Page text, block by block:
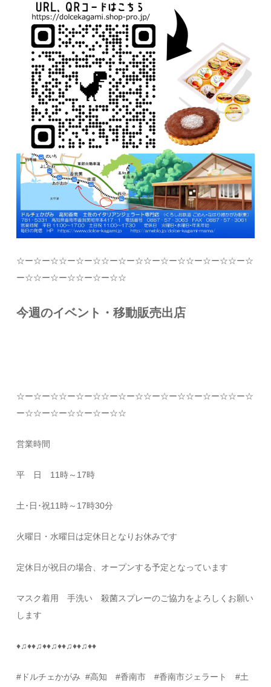
☆ー☆ー☆☆ー☆ー☆☆ー☆ー☆☆ー☆ー☆☆ー☆ー☆☆ー☆
ー☆☆ー☆ー☆☆ー☆ー☆☆
今週のイベント・移動販売出店
☆ー☆ー☆☆ー☆ー☆☆ー☆ー☆☆ー☆ー☆☆ー☆ー☆☆ー☆
ー☆☆ー☆ー☆☆ー☆ー☆☆
営業時間
平 日 11時～ 17時
土･日･祝11時～ 17時30分
火曜日・水曜日は定休日となりお休みです
定休日が祝日の場合、オープンする予定となっています
マスク着用 手洗い 殺菌スプレーのご協力をよろしくお願い
します
♦♫♦♦♫♦♦♫♦♦♫♦♦♫♦♦
# ドルチェかがみ #高知#香南市 #香南市ジェラート #土